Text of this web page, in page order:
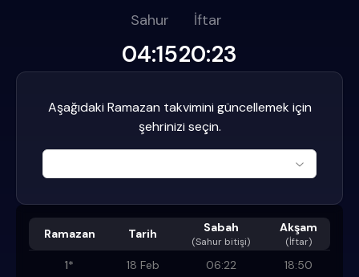
Sahur
04:15
İftar
20:23
Aşağıdaki Ramazan takvimini güncellemek için
şehrinizi seçin.
Ramazan Tarih Sabah
(Sahur bitişi)
Akşam
(İftar)
1* 18 Feb 06:22
18:50